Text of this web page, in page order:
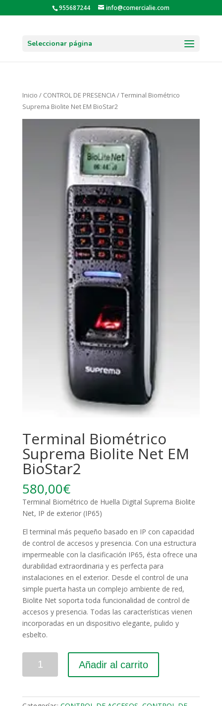
955687244 info@comercialie.com
Seleccionar página
Inicio / CONTROL DE PRESENCIA/ Terminal Biométrico
Suprema Biolite Net EM BioStar2
Terminal Biométrico
Suprema Biolite Net EM
BioStar2
580,00€
Terminal Biométrico de Huella Digital Suprema Biolite
Net, IP de exterior (IP65)
El terminal más pequeño basado en IP con capacidad
de control de accesos y presencia. Con una estructura
impermeable con la clasificación IP65, ésta ofrece una
durabilidad extraordinaria y es perfecta para
instalaciones en el exterior. Desde el control de una
simple puerta hasta un complejo ambiente de red,
Biolite Net soporta toda funcionalidad de control de
accesos y presencia. Todas las características vienen
incorporadas en un dispositivo elegante, pulido y
esbelto.
Añadir al carrito